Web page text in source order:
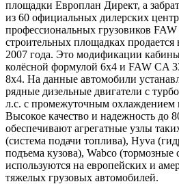
площадки Европлан Директ, а
из 60 официальных дилерских
профессиональных грузовиков
строительных площадках
2007 года. Это модификации
колёсной формулой 6х4 и FAW CA
8х4. На данные автомобили
рядные дизельные двигатели с
л.с. с промежуточным охлаждением
Высокое качество и надежность до
обеспечивают агрегатные узлы
(система подачи топлива), Hyva
подъема кузова), Wabco (тормозные
используются на европейских и
тяжелых грузовых автомобилей.